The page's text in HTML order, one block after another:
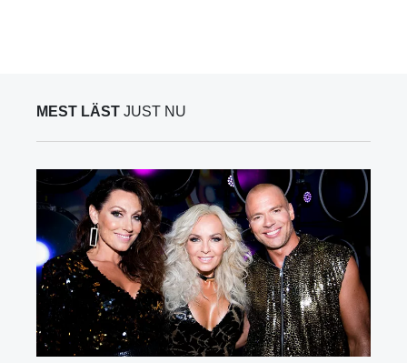
MEST LÄST JUST NU